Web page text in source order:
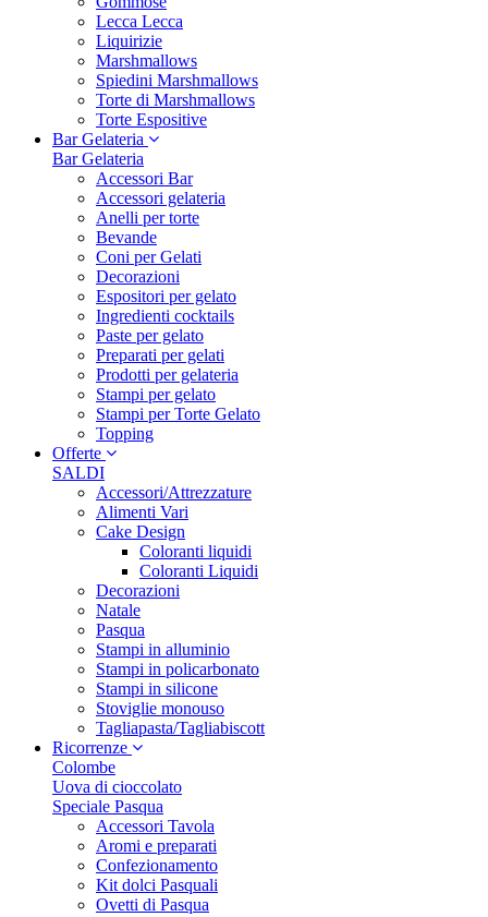
Lecca Lecca
Liquirizie
Marshmallows
Spiedini Marshmallows
Torte di Marshmallows
Torte Espositive
Bar Gelateria
Bar Gelateria
Accessori Bar
Accessori gelateria
Anelli per torte
Bevande
Coni per Gelati
Decorazioni
Espositori per gelato
Ingredienti cocktails
Paste per gelato
Preparati per gelati
Prodotti per gelateria
Stampi per gelato
Stampi per Torte Gelato
Topping
Offerte
SALDI
Accessori/Attrezzature
Alimenti Vari
Cake Design
Coloranti liquidi
Coloranti Liquidi
Decorazioni
Natale
Pasqua
Stampi in alluminio
Stampi in policarbonato
Stampi in silicone
Stoviglie monouso
Tagliapasta/Tagliabiscott
Ricorrenze
Colombe
Uova di cioccolato
Speciale Pasqua
Accessori Tavola
Aromi e preparati
Confezionamento
Kit dolci Pasquali
Ovetti di Pasqua